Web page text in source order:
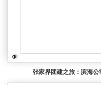
张家界团建之旅：滨海